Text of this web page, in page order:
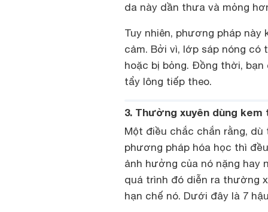
da này dần thưa và mỏng
Tuy nhiên, phương pháp này
cảm. Bởi vì, lớp sáp nóng
hoặc bị bỏng. Đồng thời,
tẩy lông tiếp theo.
3. Thường xuyên dùng
Một điều chắc chắn rằng,
phương pháp hóa học thì
ảnh hưởng của nó nặng hay
quá trình đó diễn ra thường
hạn chế nó. Dưới đây là 7